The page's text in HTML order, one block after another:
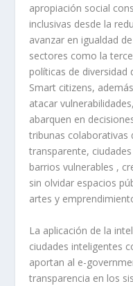
apropiación social
inclusivas desde la
avanzar en igualdad
sectores como la
políticas de diversidad
Smart citizens,
atacar
abarquen en
tribunas colaborativas
transparente,
barrios vulnerables ,
sin olvidar espacios
artes y
La aplicación de la
ciudades inteligentes
aportan al e-
transparencia en los